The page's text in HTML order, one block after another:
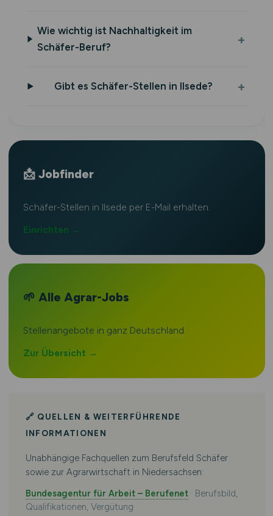
Wie wichtig ist Nachhaltigkeit im
Schäfer-Beruf?
Gibt es Schäfer-Stellen in Ilsede?
📩 Jobfinder
Schäfer-Stellen in Ilsede per E-Mail erhalten.
Einrichten →
🌱 Alle Agrar-Jobs
Stellenangebote in ganz Deutschland.
Zur Übersicht →
🔗 QUELLEN & WEITERFÜHRENDE
INFORMATIONEN
Unabhängige Fachquellen zum Berufsfeld Schäfer
sowie zur Agrarwirtschaft in Niedersachsen:
Bundesagentur für Arbeit – Berufenet· Berufsbild,
Qualifikationen, Vergütung